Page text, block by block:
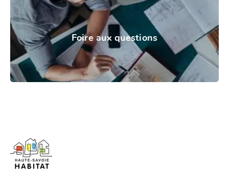
Foire aux questions